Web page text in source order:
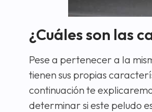
¿Cuáles son las
Pese a pertenecer a la
tienen sus propias
continuación te
determinar si este peludo